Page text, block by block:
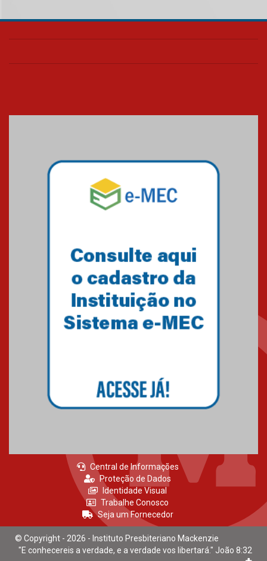
Como os pais podem investir
Professora do Mackenzie é
finalista do Prêmio Jabuti com
obra sobre ética e arquitetura
contemporânea
Semana Internacional
Mackenzie promove parcerias
internacionais
03.08.2026
03.08.2026
Central de Informações
Proteção de Dados
Identidade Visual
Trabalhe Conosco
Seja um Fornecedor
© Copyright - 2026 - Instituto Presbiteriano Mackenzie
"E conhecereis a verdade, e a verdade vos libertará." João 8:32